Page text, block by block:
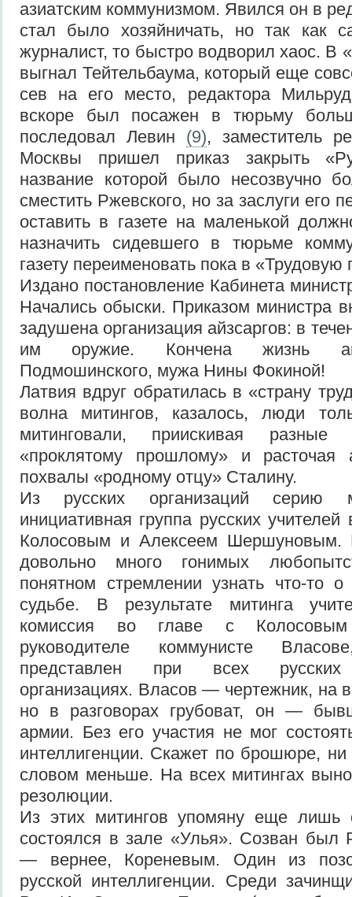
азиатским коммунизмом. Явился он в
стал было хозяйничать, но так как
журналист, то быстро водворил хаос. В
выгнал Тейтельбаума, который еще
сев на его место, редактора
вскоре был посажен в тюрьму
последовал Левин (9), заместитель
Москвы пришел приказ закрыть
название которой было несозвучно
сместить Ржевского, но за заслуги его
оставить в газете на маленькой
назначить сидевшего в тюрьме
газету переименовать пока в «Трудовую
Издано постановление Кабинета
Начались обыски. Приказом министра
задушена организация айзсаргов: в
им оружие. Кончена жизнь
Подмошинского, мужа Нины Фокиной!
Латвия вдруг обратилась в «страну
волна митингов, казалось, люди
митинговали, приискивая разные
«проклятому прошлому» и расточая
похвалы «родному отцу» Сталину.
Из русских организаций серию
инициативная группа русских
Колосовым и Алексеем Шершуновым.
довольно много гонимых
понятном стремлении узнать что-то
судьбе. В результате митинга
комиссия во главе с
руководителе коммунисте
представлен при всех русских
организациях. Власов — чертежник, на
но в разговорах грубоват, он —
армии. Без его участия не мог
интеллигенции. Скажет по брошюре,
словом меньше. На всех митингах
резолюции.
Из этих митингов упомяну еще лишь
состоялся в зале «Улья». Созван был
— вернее, Кореневым. Один из
русской интеллигенции. Среди